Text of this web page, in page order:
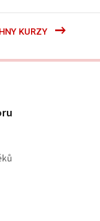
KURZY